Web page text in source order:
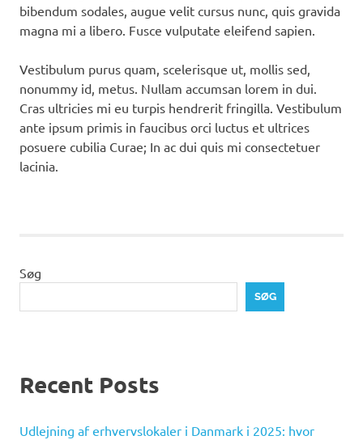
bibendum sodales, augue velit cursus nunc, quis gravida
magna mi a libero. Fusce vulputate eleifend sapien.
Vestibulum purus quam, scelerisque ut, mollis sed,
nonummy id, metus. Nullam accumsan lorem in dui.
Cras ultricies mi eu turpis hendrerit fringilla. Vestibulum
ante ipsum primis in faucibus orci luctus et ultrices
posuere cubilia Curae; In ac dui quis mi consectetuer
lacinia.
Søg
SØG
Recent Posts
Udlejning af erhvervslokaler i Danmark i 2025: hvor